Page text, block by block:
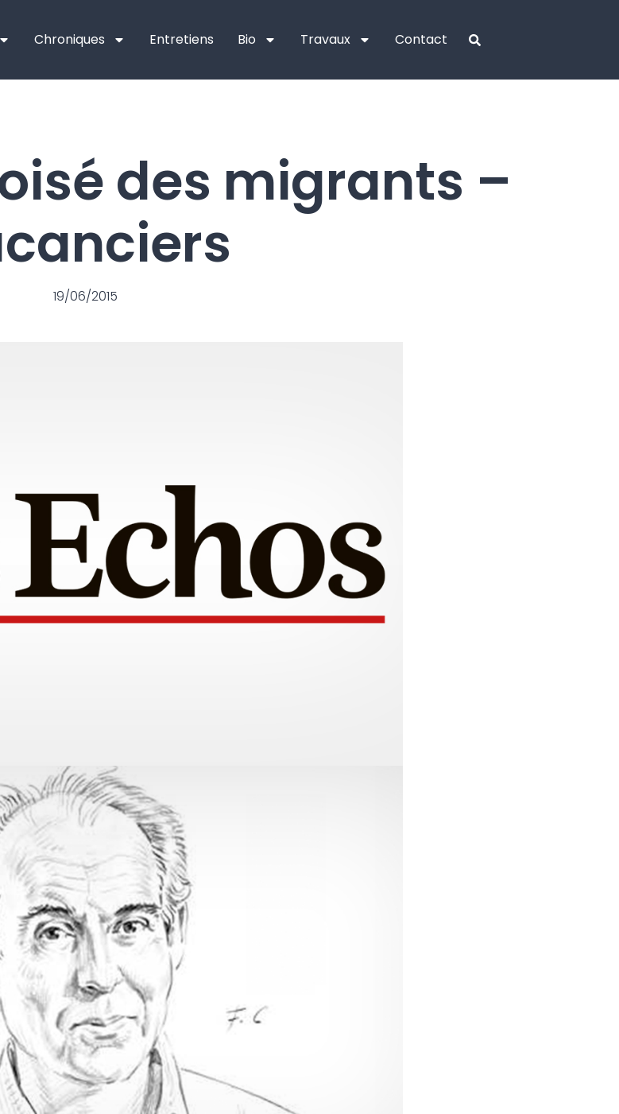
Chroniques Entretiens Bio Travaux Contact
des migrants –
19/06/2015